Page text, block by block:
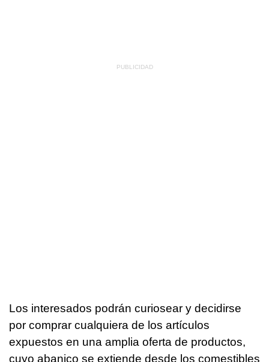
Los interesados podrán curiosear y decidirse
por comprar cualquiera de los artículos
expuestos en una amplia oferta de productos,
cuyo abanico se extiende desde los comestibles